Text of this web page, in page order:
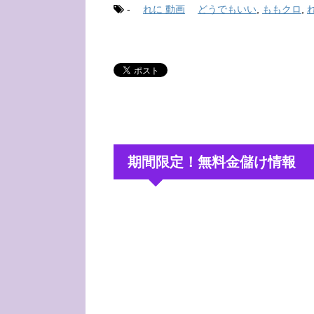
- れに 動画 どうでもいい ももクロ
期間限定！無料金儲け情報